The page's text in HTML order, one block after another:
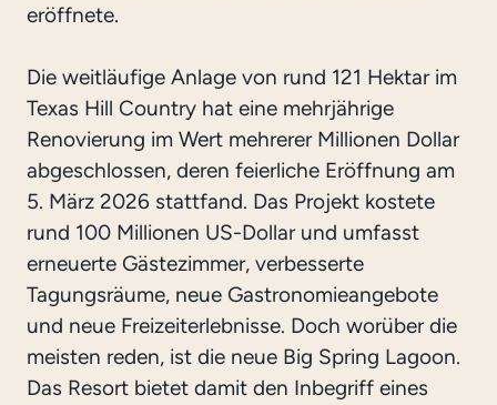
eröffnete.
Die weitläufige Anlage von rund 121 Hektar im
Texas Hill Country hat eine mehrjährige
Renovierung im Wert mehrerer Millionen Dollar
abgeschlossen, deren feierliche Eröffnung am
5. März 2026 stattfand. Das Projekt kostete
rund 100 Millionen US-Dollar und umfasst
erneuerte Gästezimmer, verbesserte
Tagungsräume, neue Gastronomieangebote
und neue Freizeiterlebnisse. Doch worüber die
meisten reden, ist die neue Big Spring Lagoon.
Das Resort bietet damit den Inbegriff eines